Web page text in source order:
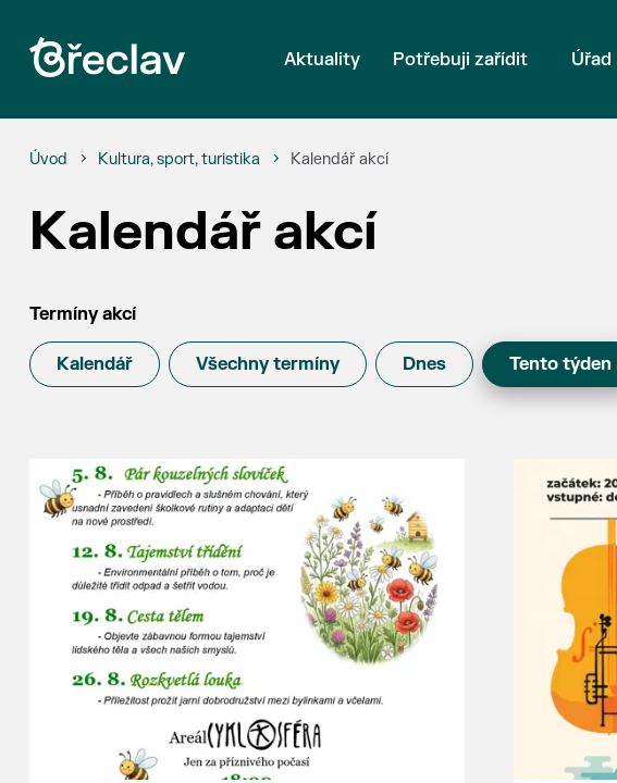
Aktuality Potřebuji zařídit Úřad
Úvod Kultura, sport, turistika Kalendář akcí
Kalendář akcí
Termíny akcí
Kalendář Všechny termíny Dnes Tento týden